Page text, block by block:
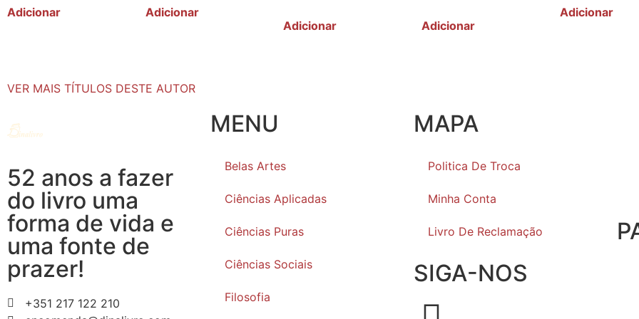
Adicionar Adicionar
Adicionar Adicionar
Adicionar
VER MAIS TÍTULOS DESTE AUTOR
52 anos a fazer
do livro uma
forma de vida e
uma fonte de
prazer!
+351 217 122 210
MENU
Belas Artes
Ciências Aplicadas
Ciências Puras
Ciências Sociais
Filosofia
MAPA
Politica De Troca
Minha Conta
Livro De Reclamação
SIGA-NOS